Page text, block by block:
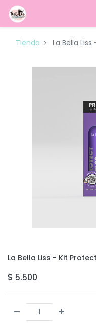
Tienda La Bella
La Bella Liss - Kit
$ 5.500